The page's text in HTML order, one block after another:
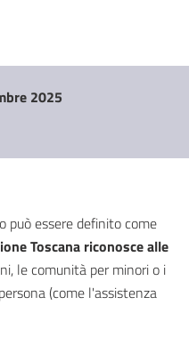
2025
può essere definito come
Toscana riconosce alle
le comunità per minori o i
(come l'assistenza